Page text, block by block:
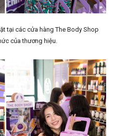
tại các cửa hàng The Body Shop
của thương hiệu.